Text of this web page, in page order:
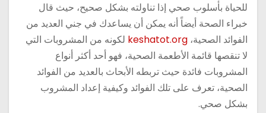
للحياة بأسلوب صحي إذا تناولته بشكل صحيح، حيث قال
خبراء الصحة أيضاً أنه يمكن أن يساعدك في جني العديد من
الفوائد الصحية، keshatot.org لكونه من المشروبات التي
لا تنقصها قائمة الأطعمة الصحية، فهو أحد أكثر أنواع
المشروبات فائدة حيث تربطه الأبحاث بالعديد من الفوائد
الصحية، تعرف على تلك الفوائد وكيفية إعداد المشروب
بشكل صحي.